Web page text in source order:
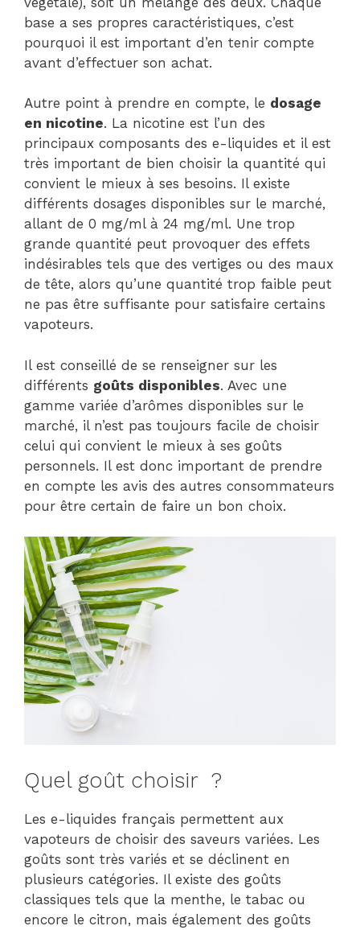
base a ses propres caractéristiques, c’est
pourquoi il est important d’en tenir compte
avant d’effectuer son achat.
Autre point à prendre en compte, le dosage
en nicotine. La nicotine est l’un des
principaux composants des e-liquides et il est
très important de bien choisir la quantité qui
convient le mieux à ses besoins. Il existe
différents dosages disponibles sur le marché,
allant de 0 mg/ml à 24 mg/ml. Une trop
grande quantité peut provoquer des effets
indésirables tels que des vertiges ou des maux
de tête, alors qu’une quantité trop faible peut
ne pas être suffisante pour satisfaire certains
vapoteurs.
Il est conseillé de se renseigner sur les
différents goûts disponibles. Avec une
gamme variée d’arômes disponibles sur le
marché, il n’est pas toujours facile de choisir
celui qui convient le mieux à ses goûts
personnels. Il est donc important de prendre
en compte les avis des autres consommateurs
pour être certain de faire un bon choix.
Quel goût choisir ?
Les e-liquides français permettent aux
vapoteurs de choisir des saveurs variées. Les
goûts sont très variés et se déclinent en
plusieurs catégories. Il existe des goûts
classiques tels que la menthe, le tabac ou
encore le citron, mais également des goûts